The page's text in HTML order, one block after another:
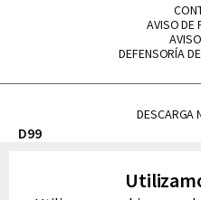
AVISO DE
DEFENSORÍA
DESCARGA
D99